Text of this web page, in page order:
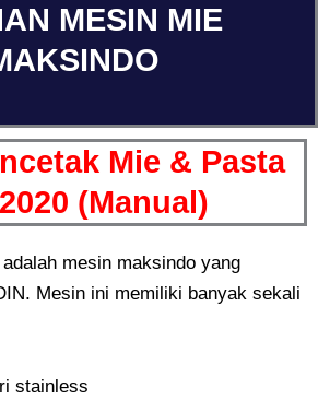
MESIN MIE
Mie & Pasta
(Manual)
mesin maksindo yang
Mesin ini memiliki banyak sekali
stainless